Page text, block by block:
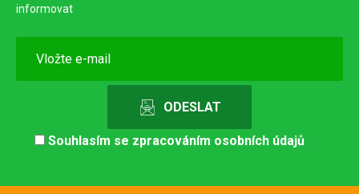
informovat
Souhlasím se zpracováním osobních údajů